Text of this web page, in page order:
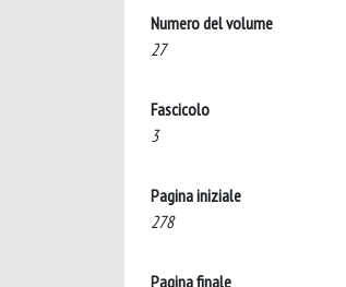
Numero del volume
27
Fascicolo
3
Pagina iniziale
278
Pagina finale